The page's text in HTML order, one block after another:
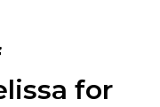
for